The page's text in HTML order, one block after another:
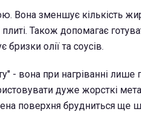
Вона зменшує кількість
плиті. Також допомагає
олії та соусів.
- вона при нагріванні лише
дуже жорсткі
поверхня брудниться ще